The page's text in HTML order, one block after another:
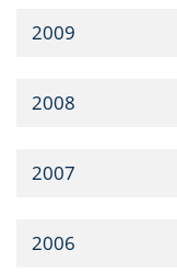
2009
2008
2007
2006